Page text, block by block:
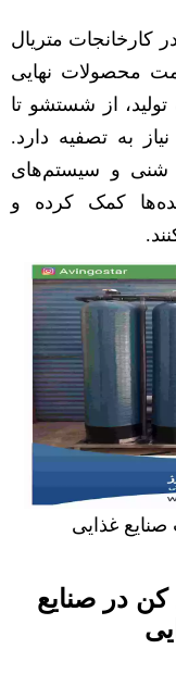
کارخانجات متریال
محصولات نهایی
از شستشو تا
به تصفیه دارد.
شنی و سیستم‌های
کمک کرده و
غذایی
کن در صنایع